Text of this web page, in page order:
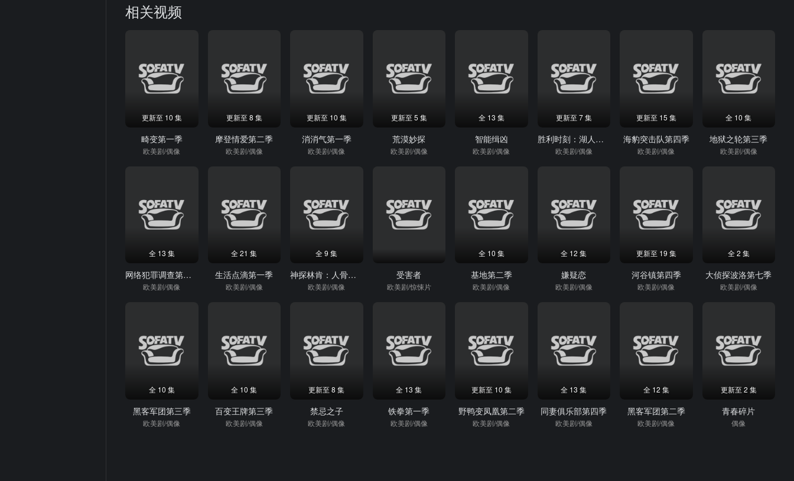
相关视频
更新至 10 集
畸变第一季
欧美剧/偶像
更新至 8 集
摩登情爱第二季
欧美剧/偶像
更新至 10 集
消消气第一季
欧美剧/偶像
更新至 5 集
荒漠妙探
欧美剧/偶像
全 13 集
智能缉凶
欧美剧/偶像
更新至 7 集
胜利时刻：湖人王朝崛起第二季
欧美剧/偶像
更新至 15 集
海豹突击队第四季
欧美剧/偶像
全 10 集
地狱之轮第三季
欧美剧/偶像
全 13 集
网络犯罪调查第一季
欧美剧/偶像
全 21 集
生活点滴第一季
欧美剧/偶像
全 9 集
神探林肯：人骨拼图
欧美剧/偶像
受害者
欧美剧/惊悚片
全 10 集
基地第二季
欧美剧/偶像
全 12 集
嫌疑恋
欧美剧/偶像
更新至 19 集
河谷镇第四季
欧美剧/偶像
全 2 集
大侦探波洛第七季
欧美剧/偶像
全 10 集
黑客军团第三季
欧美剧/偶像
全 10 集
百变王牌第三季
欧美剧/偶像
更新至 8 集
禁忌之子
欧美剧/偶像
全 13 集
铁拳第一季
欧美剧/偶像
更新至 10 集
野鸭变凤凰第二季
欧美剧/偶像
全 13 集
同妻俱乐部第四季
欧美剧/偶像
全 12 集
黑客军团第二季
欧美剧/偶像
更新至 2 集
青春碎片
偶像